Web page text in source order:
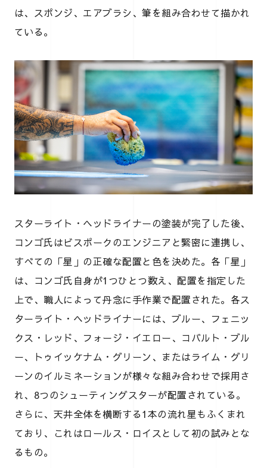
は、スポンジ、エアブラシ、筆を組み合わせて描かれ
ている。
スターライト・ヘッドライナーの塗装が完了した後、
コンゴ氏はビスポークのエンジニアと緊密に連携し、
すべての「星」の正確な配置と色を決めた。各「星」
は、コンゴ氏自身が1つひとつ数え、配置を指定した
上で、職人によって丹念に手作業で配置された。各ス
ターライト・ヘッドライナーには、ブルー、フェニッ
クス・レッド、フォージ・イエロー、コバルト・ブル
ー、トゥイッケナム・グリーン、またはライム・グリ
ーンのイルミネーションが様々な組み合わせで採用さ
れ、8つのシューティングスターが配置されている。
さらに、天井全体を横断する1本の流れ星もふくまれ
ており、これはロールス・ロイスとして初の試みとな
るもの。